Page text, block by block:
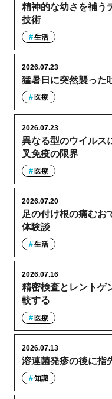
精神的な幼さを補う
技術
生活
猛暑日に突然襲った
2026.07.23
医療
異なる型のウイルス
叉免疫の限界
2026.07.23
医療
足の付け根の痛むお
体験談
2026.07.20
生活
精密検査とレントゲ
較する
2026.07.16
医療
溶連菌発疹の後に指
2026.07.13
知識